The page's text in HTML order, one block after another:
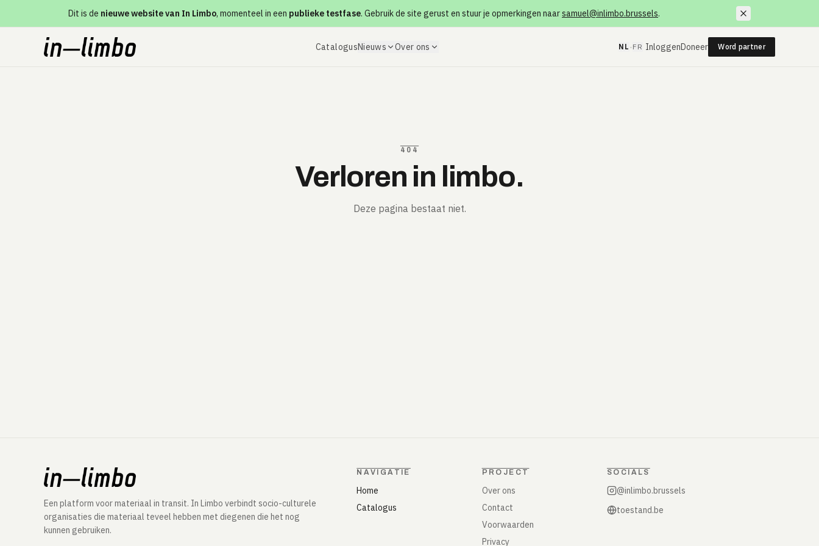
Dit is de nieuwe website van In Limbo, momenteel in een publieke testfase. Gebruik de site gerust en stuur je opmerkingen naarsamuel@inlimbo.brussels.
CatalogusNieuws Over ons NL · FR InloggenDoneer Word partner
404
Verloren in limbo.
Deze pagina bestaat niet.
Een platform voor materiaal in transit. In Limbo verbindt socio-culturele
organisaties die materiaal teveel hebben met diegenen die het nog
kunnen gebruiken.
NAVIGATIE
Home
Catalogus
PROJECT
Over ons
Contact
Voorwaarden
Privacy
SOCIALS
@inlimbo.brussels
toestand.be